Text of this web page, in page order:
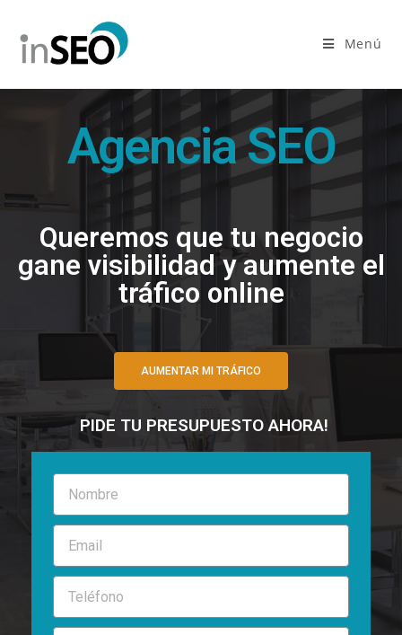
Menú
Agencia SEO
Queremos que tu negocio
gane visibilidad y aumente el
tráfico online
AUMENTAR MI TRÁFICO
PIDE TU PRESUPUESTO AHORA!